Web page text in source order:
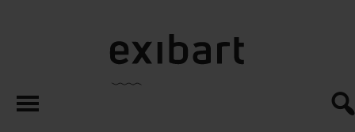
exibart.es